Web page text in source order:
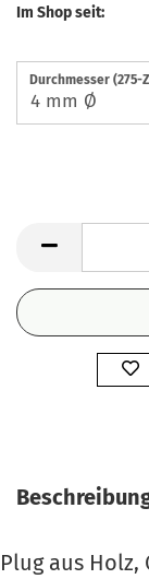
Im Shop seit:
Durchmesser (275-
Plug aus